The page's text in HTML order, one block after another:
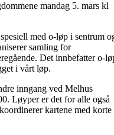
mandag 5. mars kl
med o-løp i sentrum
samling for
Det innbefatter o-
i vårt løp.
inngang ved Melhus
Løyper er det for alle også
kartene med korte